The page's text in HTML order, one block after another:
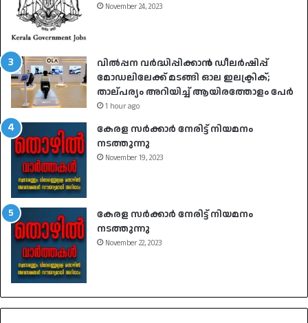
November 24, 2023
വിൽപ്പന വർദ്ധിപ്പിക്കാൻ ഡീലർഷിപ്പ്
മോഡലിലേക്ക് മടങ്ങി ഓല ഇലക്ട്രിക്;
താല്പര്യം അറിയിച്ച് ആയിരത്തോളം പേർ
1 hour ago
കേരള സർക്കാർ നേരിട്ട് നിയമനം
നടത്തുന്നു
November 19, 2023
കേരള സർക്കാർ നേരിട്ട് നിയമനം
നടത്തുന്നു
November 22, 2023